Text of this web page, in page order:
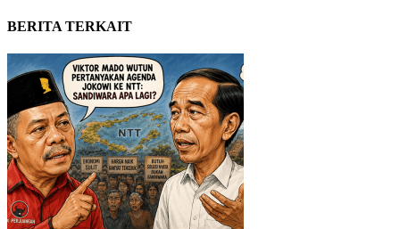
BERITA TERKAIT